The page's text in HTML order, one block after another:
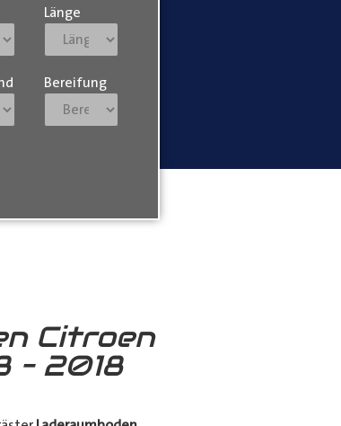
Länge
Bereifung
Citroen
– 2018